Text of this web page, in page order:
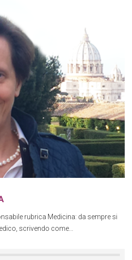
rubrica Medicina: da sempre si
scrivendo come...